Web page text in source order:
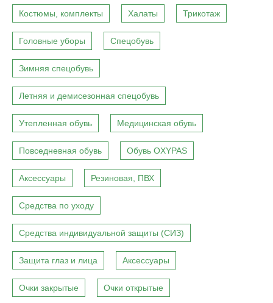
Костюмы, комплекты Халаты Трикотаж
Головные уборы Спецобувь
Зимняя спецобувь
Летняя и демисезонная спецобувь
Утепленная обувь Медицинская обувь
Повседневная обувь Обувь OXYPAS
Аксессуары Резиновая, ПВХ
Средства по уходу
Средства индивидуальной защиты (СИЗ)
Защита глаз и лица Аксессуары
Очки закрытые Очки открытые